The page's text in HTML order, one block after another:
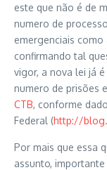
este que não é de
numero de
emergenciais
confirmando tal
vigor, a nova lei já
numero de prisões
CTB, conforme
Federal (http://
Por mais que essa
assunto,